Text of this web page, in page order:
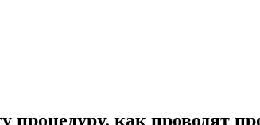
процедуру, как проводят